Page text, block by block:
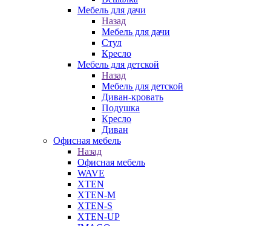
Мебель для дачи
Назад
Мебель для дачи
Стул
Кресло
Мебель для детской
Назад
Мебель для детской
Диван-кровать
Подушка
Кресло
Диван
Офисная мебель
Назад
Офисная мебель
WAVE
XTEN
XTEN-M
XTEN-S
XTEN-UP